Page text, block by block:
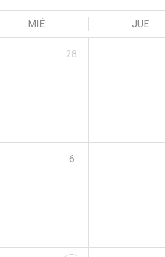
MIÉ JUE
28
6